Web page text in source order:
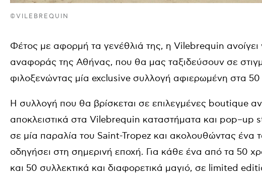
©VILEBREQUIN
Φέτος με αφορμή τα γενέθλιά της, η Vilebrequin
αναφοράς της Αθήνας, που θα μας ταξιδεύσουν σε
φιλοξενώντας μία exclusive συλλογή αφιερωμένη στα 50
Η συλλογή που θα βρίσκεται σε επιλεγμένες boutique
αποκλειστικά στα Vilebrequin καταστήματα και pop–up
σε μία παραλία του Saint-Tropez και ακολουθώντας ένα
οδηγήσει στη σημερινή εποχή. Για κάθε ένα από τα 50
και 50 συλλεκτικά και διαφορετικά μαγιό, σε limited